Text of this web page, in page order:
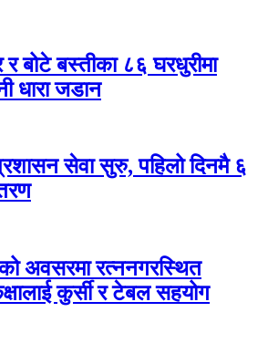
बोटे बस्तीका ८६ घरधुरीमा
धारा जडान
सेवा सुरु, पहिलो दिनमै ६
अवसरमा रत्ननगरस्थित
कुर्सी र टेबल सहयोग